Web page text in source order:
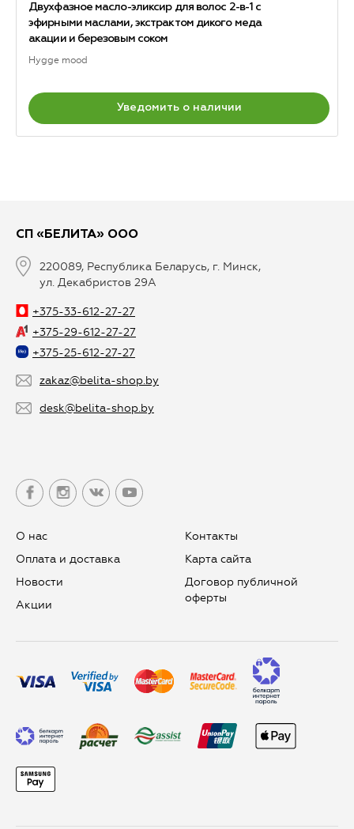
Двухфазное масло-эликсир для волос 2-в-1 с
эфирными маслами, экстрактом дикого меда
акации и березовым соком
Hygge mood
Уведомить о наличии
СП «БЕЛИТА» ООО
220089, Республика Беларусь, г. Минск,
ул. Декабристов 29А
+375-33-612-27-27
+375-29-612-27-27
+375-25-612-27-27
zakaz@belita-shop.by
desk@belita-shop.by
О нас
Оплата и доставка
Новости
Aкции
Контакты
Карта сайта
Договор публичной
оферты